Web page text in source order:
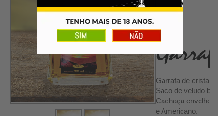
Garrafa de cristal
Saco de veludo
Cachaça
e Americano.